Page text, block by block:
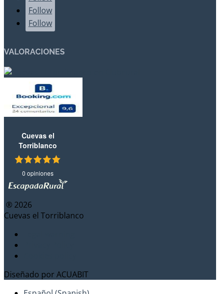
Follow
Follow
VALORACIONES
Cuevas el
Torriblanco
0 opiniones
® 2026
Cuevas el Torriblanco
Diseñado por ACUABIT